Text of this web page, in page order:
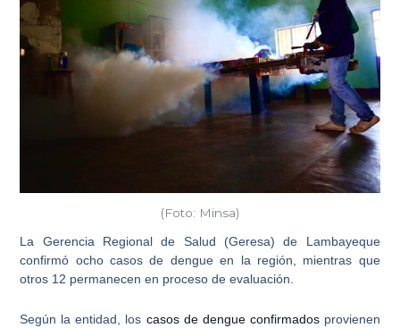
(Foto: Minsa)
La Gerencia Regional de Salud (Geresa) de Lambayeque
confirmó ocho casos de dengue en la región , mientras que
otros 12 permanecen en proceso de evaluación.
Según la entidad, los casos de dengue confirmadosprovienen